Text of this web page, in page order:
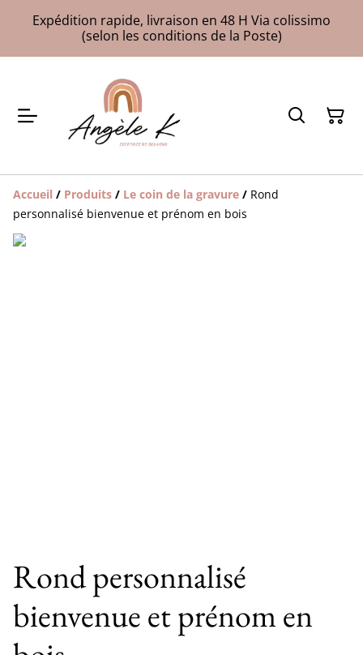
Expédition rapide, livraison en 48 H Via colissimo
(selon les conditions de la Poste)
Accueil / Produits / Le coin de la gravure / Rond
personnalisé bienvenue et prénom en bois
Rond personnalisé
bienvenue et prénom en